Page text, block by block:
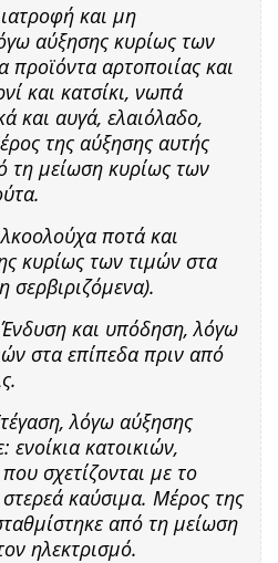
και μη
αύξησης κυρίως των
αρτοποιίας και
και κατσίκι, νωπά
και αυγά, ελαιόλαδο,
της αύξησης αυτής
τη μείωση κυρίως των
ποτά και
κυρίως των τιμών στα
και υπόδηση, λόγω
στα επίπεδα πριν από
λόγω αύξησης
κατοικιών,
σχετίζονται με το
στερεά καύσιμα. Μέρος της
από τη μείωση
ηλεκτρισμό.